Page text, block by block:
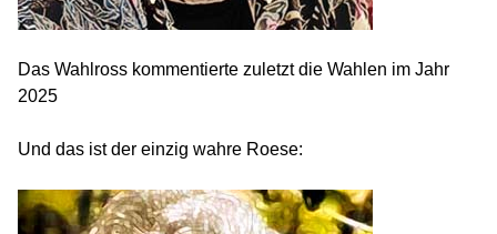
Das Wahlross kommentierte zuletzt die Wahlen im Jahr
2025
Und das ist der einzig wahre Roese: